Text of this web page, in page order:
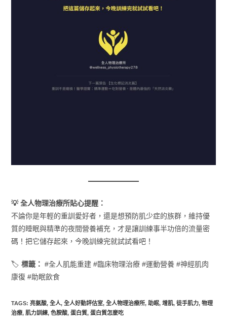
💡 全人物理治療所貼心提醒：
不論你是年輕的重訓愛好者，還是想預防肌少症的族群，維持優
質的睡眠與精準的夜間營養補充，才是讓訓練事半功倍的流量密
碼！把它儲存起來，今晚訓練完就試試看吧！
🏷️標籤： #全人肌能重建 #臨床物理治療 #運動營養 #神經肌肉
康復 #助眠飲食
TAGS:亮氨酸, 全人, 全人好動評估室, 全人物理治療所, 助眠, 增肌, 徒手肌力, 物理
治療, 肌力訓練, 色胺酸, 蛋白質, 蛋白質怎麼吃